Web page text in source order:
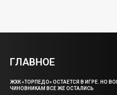
ГЛАВНОЕ
ЖХК «ТОРПЕДО» ОСТАЕТСЯ В ИГРЕ. НО
ЧИНОВНИКАМ ВСЕ ЖЕ ОСТАЛИСЬ